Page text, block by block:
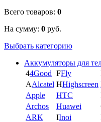
Всего товаров: 0
На сумму: 0 руб.
Выбрать категорию
Аккумуляторы для
44Good FFly
AAlcatel HHighscreen
Apple
HTC
Archos
Huawei
ARK
IInoi